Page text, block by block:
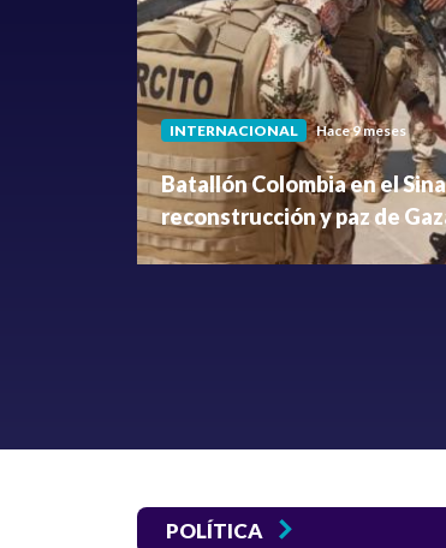
INTERNACIONAL Hace 9 meses
Batallón Colombia en el
reconstrucción y paz de
POLÍTICA